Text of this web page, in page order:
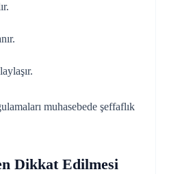
muhasebede şeffaflık
Dikkat Edilmesi